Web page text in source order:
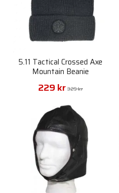
5.11 Tactical Crossed Axe
Mountain Beanie
229 kr 329 kr